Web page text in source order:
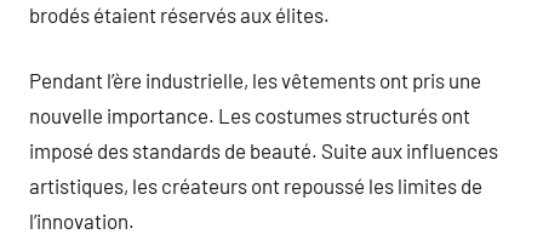
brodés étaient réservés aux élites.
Pendant l’ère industrielle, les vêtements ont pris une
nouvelle importance. Les costumes structurés ont
imposé des standards de beauté. Suite aux influences
artistiques, les créateurs ont repoussé les limites de
l’innovation.